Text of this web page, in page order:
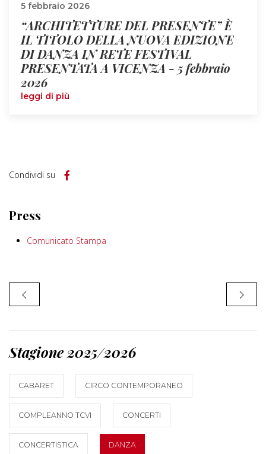
5 febbraio 2026
“ARCHITETTURE DEL PRESENTE” È
IL TITOLO DELLA NUOVA EDIZIONE
DI DANZA IN RETE FESTIVAL
PRESENTATA A VICENZA - 5 febbraio
2026
leggi di più
Condividi su
Press
Comunicato Stampa
Stagione 2025/2026
CABARET CIRCO CONTEMPORANEO
COMPLEANNO TCVI CONCERTI
CONCERTISTICA DANZA